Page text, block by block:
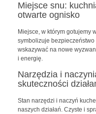
Miejsce snu:
otwarte ognisko
Miejsce, w którym gotujemy
symbolizuje bezpieczeństwo
wskazywać na nowe
i energię.
Narzędzia i
skuteczności
Stan narzędzi i naczyń
naszych działań. Czyste i